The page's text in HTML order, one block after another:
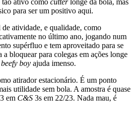
tão ativo como cutterlonge da bola, mas
para ser um positivo aqui.
atividade, e qualidade, como
no último ano, jogando num
supérfluo e tem aproveitado para se
a bloquear para colegas em ações longe
beefy boy ajuda imenso.
atirador estacionário. É um ponto
utilidade sem bola. A amostra é quase
em C&S 3s em 22/23. Nada mau, é